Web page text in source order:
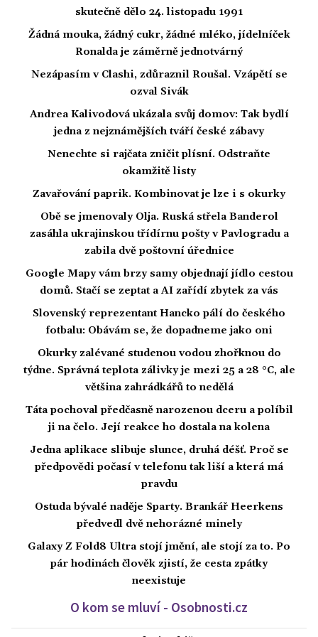
skutečně dělo 24. listopadu 1991
Žádná mouka, žádný cukr, žádné mléko, jídelníček
Ronalda je záměrně jednotvárný
Nezápasím v Clashi, zdůraznil Roušal. Vzápětí se
ozval Sivák
Andrea Kalivodová ukázala svůj domov: Tak bydlí
jedna z nejznámějších tváří české zábavy
Nenechte si rajčata zničit plísní. Odstraňte
okamžitě listy
Zavařování paprik. Kombinovat je lze i s okurky
Obě se jmenovaly Olja. Ruská střela Banderol
zasáhla ukrajinskou třídírnu pošty v Pavlogradu a
zabila dvě poštovní úřednice
Google Mapy vám brzy samy objednají jídlo cestou
domů. Stačí se zeptat a AI zařídí zbytek za vás
Slovenský reprezentant Hancko pálí do českého
fotbalu: Obávám se, že dopadneme jako oni
Okurky zalévané studenou vodou zhořknou do
týdne. Správná teplota zálivky je mezi 25 a 28 °C, ale
většina zahrádkářů to nedělá
Táta pochoval předčasně narozenou dceru a políbil
ji na čelo. Její reakce ho dostala na kolena
Jedna aplikace slibuje slunce, druhá déšť. Proč se
předpovědi počasí v telefonu tak liší a která má
pravdu
Ostuda bývalé naděje Sparty. Brankář Heerkens
předvedl dvě nehorázné minely
Galaxy Z Fold8 Ultra stojí jmění, ale stojí za to. Po
pár hodinách člověk zjistí, že cesta zpátky
neexistuje
O kom se mluví - Osobnosti.cz